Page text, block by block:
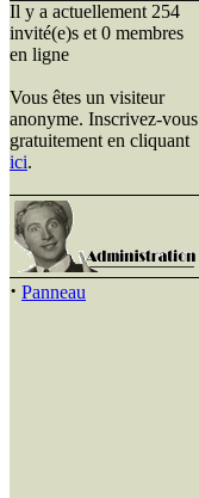
Il y a actuellement 254
invité(e)s et 0 membres
en ligne
Vous êtes un visiteur
anonyme. Inscrivez-vous
gratuitement en cliquant
ici.
· Panneau